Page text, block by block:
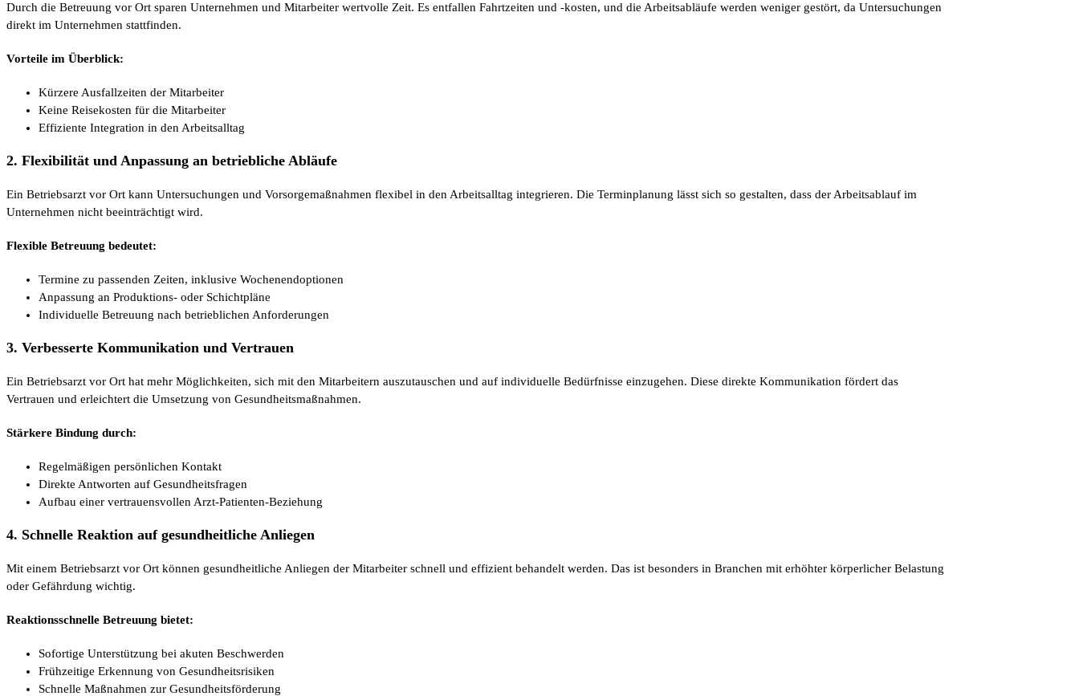
Durch die Betreuung vor Ort sparen Unternehmen und Mitarbeiter wertvolle Zeit. Es entfallen Fahrtzeiten und -kosten, und die Arbeitsabläufe werden weniger gestört, da Untersuchungen
direkt im Unternehmen stattfinden.
Vorteile im Überblick:
Kürzere Ausfallzeiten der Mitarbeiter
Keine Reisekosten für die Mitarbeiter
Effiziente Integration in den Arbeitsalltag
2. Flexibilität und Anpassung an betriebliche Abläufe
Ein Betriebsarzt vor Ort kann Untersuchungen und Vorsorgemaßnahmen flexibel in den Arbeitsalltag integrieren. Die Terminplanung lässt sich so gestalten, dass der Arbeitsablauf im
Unternehmen nicht beeinträchtigt wird.
Flexible Betreuung bedeutet:
Termine zu passenden Zeiten, inklusive Wochenendoptionen
Anpassung an Produktions- oder Schichtpläne
Individuelle Betreuung nach betrieblichen Anforderungen
3. Verbesserte Kommunikation und Vertrauen
Ein Betriebsarzt vor Ort hat mehr Möglichkeiten, sich mit den Mitarbeitern auszutauschen und auf individuelle Bedürfnisse einzugehen. Diese direkte Kommunikation fördert das
Vertrauen und erleichtert die Umsetzung von Gesundheitsmaßnahmen.
Stärkere Bindung durch:
Regelmäßigen persönlichen Kontakt
Direkte Antworten auf Gesundheitsfragen
Aufbau einer vertrauensvollen Arzt-Patienten-Beziehung
4. Schnelle Reaktion auf gesundheitliche Anliegen
Mit einem Betriebsarzt vor Ort können gesundheitliche Anliegen der Mitarbeiter schnell und effizient behandelt werden. Das ist besonders in Branchen mit erhöhter körperlicher Belastung
oder Gefährdung wichtig.
Reaktionsschnelle Betreuung bietet:
Sofortige Unterstützung bei akuten Beschwerden
Frühzeitige Erkennung von Gesundheitsrisiken
Schnelle Maßnahmen zur Gesundheitsförderung